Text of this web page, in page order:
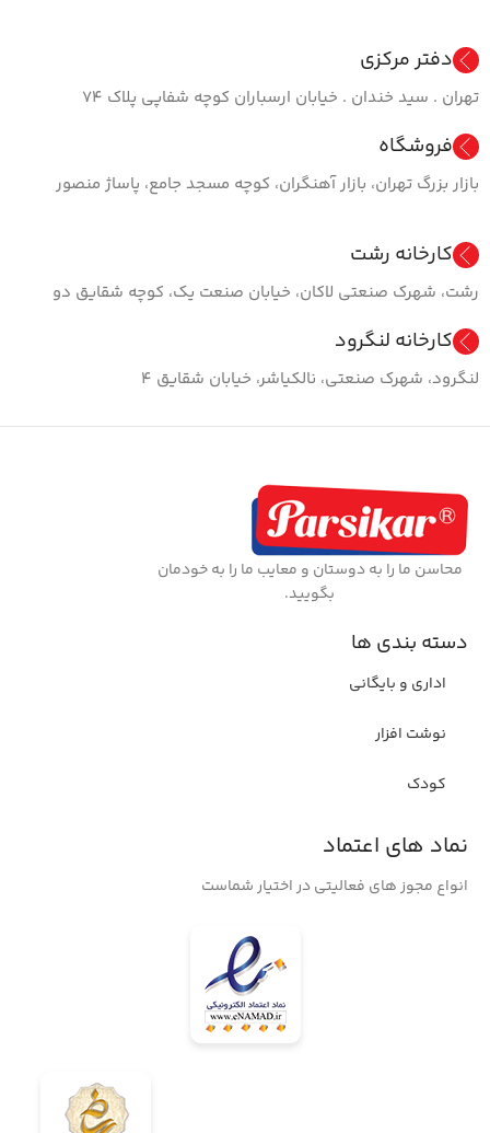
دفتر مرکزی
تهران . سید خندان . خیابان ارسباران کوچه شفاپی پلاک ۷۴
فروشگاه
بازار بزرگ تهران، بازار آهنگران، کوچه مسجد جامع، پاساژ منصور
کارخانه رشت
رشت، شهرک صنعتی لاکان، خیابان صنعت یک، کوچه شقایق دو
کارخانه لنگرود
لنگرود، شهرک صنعتی، نالکیاشر، خیابان شقایق ۴
محاسن ما را به دوستان و معایب ما را به خودمان
بگویید.
دسته بندی ها
اداری و بایگانی
نوشت افزار
کودک
نماد های اعتماد
انواع مجوز های فعالیتی در اختیار شماست